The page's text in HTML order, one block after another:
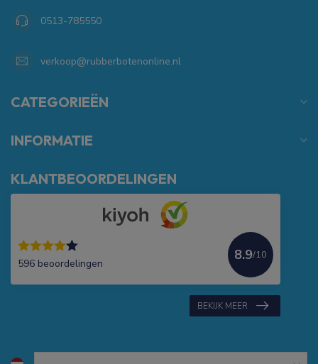
0513-785550
verkoop@rubberbotenonline.nl
CATEGORIEËN
INFORMATIE
KLANTBEOORDELINGEN
596 beoordelingen
8.9/10
BEKIJK MEER